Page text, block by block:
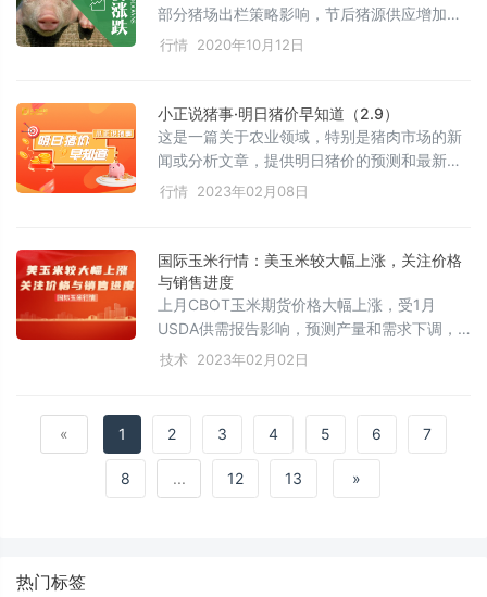
部分猪场出栏策略影响，节后猪源供应增加。
尽管进口量下降，但难抵国内消费市场疲软。
出栏压力较大。
行情 2020年10月12日
小正说猪事·明日猪价早知道（2.9）
这是一篇关于农业领域，特别是猪肉市场的新
闻或分析文章，提供明日猪价的预测和最新动
态，为读者带来及时的养殖行业信息，关注猪
行情 2023年02月08日
国际玉米行情：美玉米较大幅上涨，关注价格
与销售进度
上月CBOT玉米期货价格大幅上涨，受1月
USDA供需报告影响，预测产量和需求下调，
库存减少。市场对下一季种植面积预期有所变
策。后续关注价格与销售进度的平衡，以及价
技术 2023年02月02日
« 1 2 3 4 5 6 7
8 ... 12 13 »
热门标签